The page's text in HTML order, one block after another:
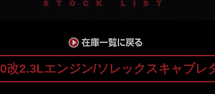
STOCK LIST
改2.3Lエンジン/ソレックスキャブレ